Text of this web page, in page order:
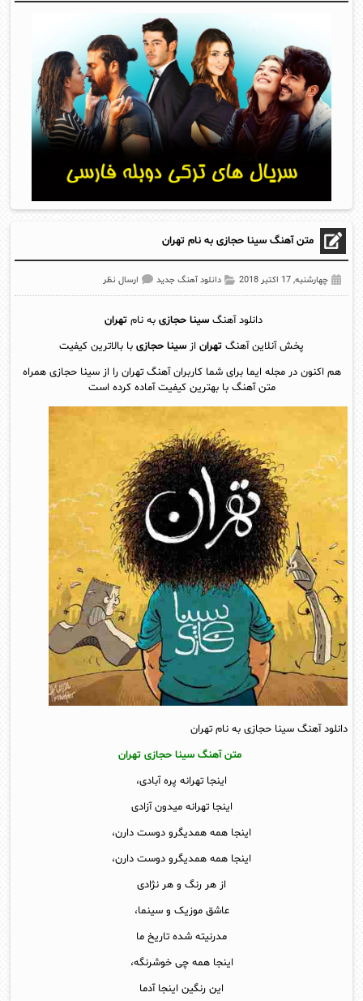
متن آهنگ سینا حجازی به نام تهران
چهارشنبه, 17 اکتبر 2018 دانلود آهنگ جدید ارسال نظر
دانلود آهنگسینا حجازی به نامتهران
پخش آنلاين آهنگ تهران از سینا حجازی با بالاترین کیفیت
هم اکنون در مجله ایما برای شما کاربران آهنگ تهران را از سینا حجازی همراه
متن آهنگ با بهترین کیفیت آماده کرده است
دانلود آهنگ سینا حجازی به نام تهران
متن آهنگ سینا حجازی تهران
اینجا تهرانه پره آبادی،
اینجا تهرانه میدون آزادی
اینجا همه همدیگرو دوست دارن،
اینجا همه همدیگرو دوست دارن،
از هر رنگ و هر نژادی
عاشق موزیک و سینما،
مدرنیته شده تاریخ ما
اینجا همه چی خوشرنگه،
این رنگین اینجا آدما